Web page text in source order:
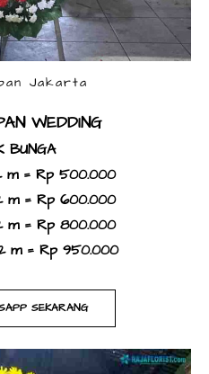
Jakarta
WEDDING
BUNGA
m = Rp 500.000
m = Rp 600.000
m = Rp 800.000
m = Rp 950.000
SEKARANG
Bulian
Enim